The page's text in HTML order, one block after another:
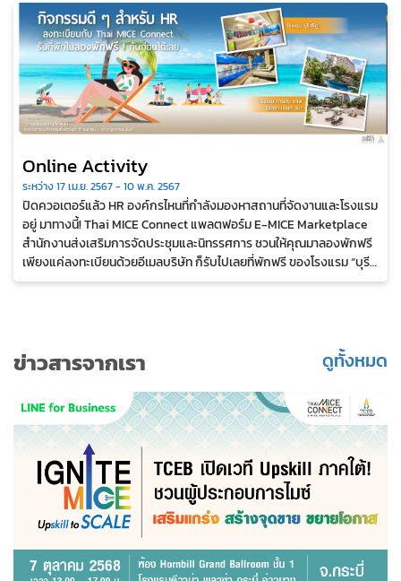
Online Activity
ระหว่าง 17 เม.ย. 2567 - 10 พ.ค. 2567
ปิดควอเตอร์แล้ว HR องค์กรไหนที่กำลังมองหาสถานที่จัดงานและโรงแรม
อยู่ มาทางนี้! Thai MICE Connect แพลตฟอร์ม E-MICE Marketplace
สำนักงานส่งเสริมการจัดประชุมและนิทรรศการ ชวนให้คุณมาลองพักฟรี
เพียงแค่ลงทะเบียนด้วยอีเมลบริษัท ก็รับไปเลยที่พักฟรี ของโรงแรม “บุรี
ศรีภู” และ “การ์เด้น...
ข่าวสารจากเรา ดูทั้งหมด